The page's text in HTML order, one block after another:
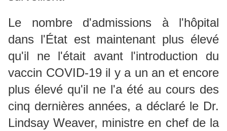
Le nombre d'admissions à l'hôpital
dans l'État est maintenant plus élevé
qu'il ne l'était avant l'introduction du
vaccin COVID-19 il y a un an et encore
plus élevé qu'il ne l'a été au cours des
cinq dernières années, a déclaré le Dr.
Lindsay Weaver, ministre en chef de la